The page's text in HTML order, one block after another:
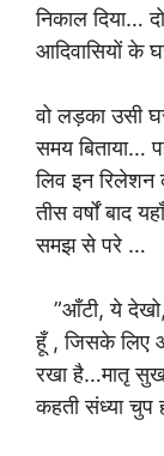
निकाल दिया…
आदिवासियों
वो लड़का उसी
समय बिताया…
लिव इन
तीस वर्षों बाद
समझ से परे …
”आँटी, ये देखो,
हूँ , जिसके लिए
रखा है…मातृ
कहती संध्या चुप